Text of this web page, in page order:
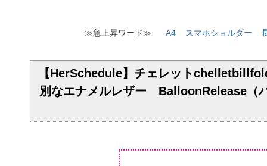
≫急上昇ワード≫ A4 スマホショルダー
【HerSchedule】チェレット
別なエナメルレザー BalloonRelease（